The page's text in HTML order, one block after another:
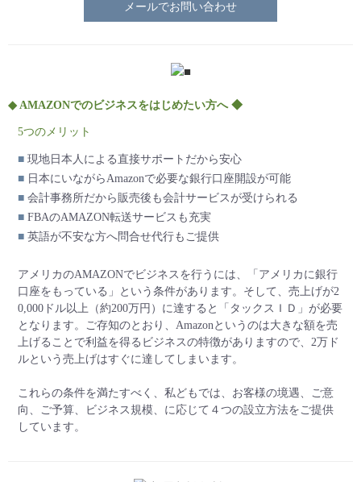
メールでお問い合わせ
◆ AMAZONでのビジネスをはじめたい方へ ◆
5つのメリット
■ 現地日本人による直接サポートだから安心
■ 日本にいながらAmazonで必要な銀行口座開設が可能
■ 会計事務所だから販売後も会計サービスが受けられる
■ FBAのAMAZON転送サービスも充実
■ 英語が不安な方へ問合せ代行もご提供
アメリカのAMAZONでビジネスを行うには、「アメリカに銀行
口座をもっている」という条件があります。そして、売上げが2
0,000ドル以上（約200万円）に達すると「タックスＩＤ」が必要
となります。ご存知のとおり、Amazonというのは大きな額を売
上げることで利益を得るビジネスの特徴がありますので、2万ド
ルという売上げはすぐに達してしまいます。
これらの条件を満たすべく、私どもでは、お客様の境遇、ご意
向、ご予算、ビジネス規模、に応じて４つの設立方法をご提供
しています。